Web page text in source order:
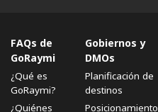
FAQs de
GoRaymi
¿Qué es
GoRaymi?
¿Quiénes
Gobiernos y
DMOs
Planificación de
destinos
Posicionamiento